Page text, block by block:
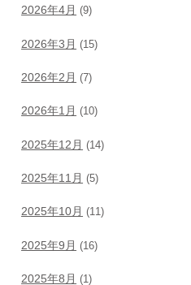
2026年4月 (9)
2026年3月 (15)
2026年2月 (7)
2026年1月 (10)
2025年12月 (14)
2025年11月 (5)
2025年10月 (11)
2025年9月 (16)
2025年8月 (1)